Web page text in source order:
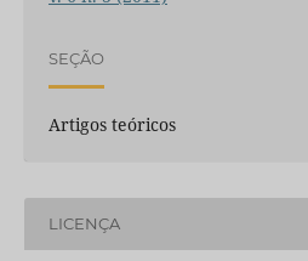
SEÇÃO
Artigos teóricos
LICENÇA